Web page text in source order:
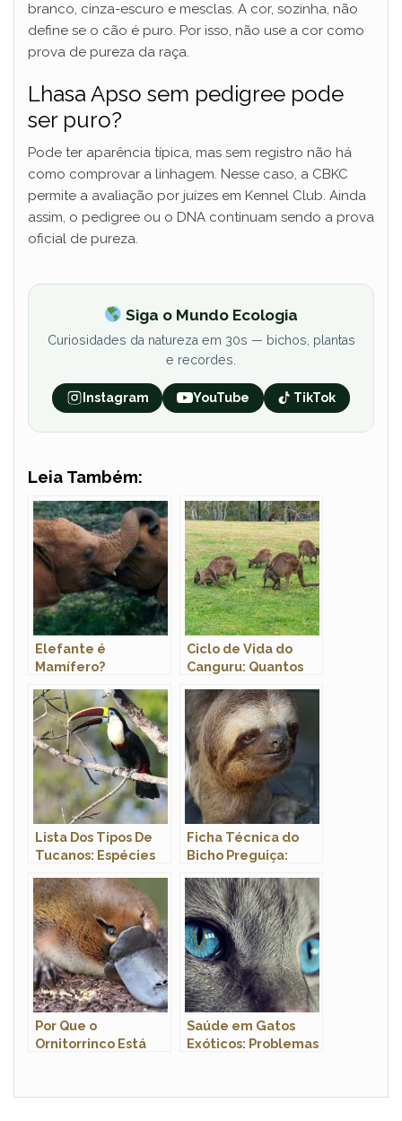
branco, cinza-escuro e mesclas. A cor, sozinha, não
define se o cão é puro. Por isso, não use a cor como
prova de pureza da raça.
Lhasa Apso sem pedigree pode
ser puro?
Pode ter aparência típica, mas sem registro não há
como comprovar a linhagem. Nesse caso, a CBKC
permite a avaliação por juízes em Kennel Club. Ainda
assim, o pedigree ou o DNA continuam sendo a prova
oficial de pureza.
Siga o Mundo Ecologia
Curiosidades da natureza em 30s — bichos, plantas
e recordes.
Instagram YouTube TikTok
Leia Também:
Elefante é
Mamífero?
Ciclo de Vida do
Canguru: Quantos
Lista Dos Tipos De
Tucanos: Espécies
Ficha Técnica do
Bicho Preguiça:
Tamanho e Imagens
Por Que o
Ornitorrinco Está
Saúde em Gatos
Exóticos: Problemas